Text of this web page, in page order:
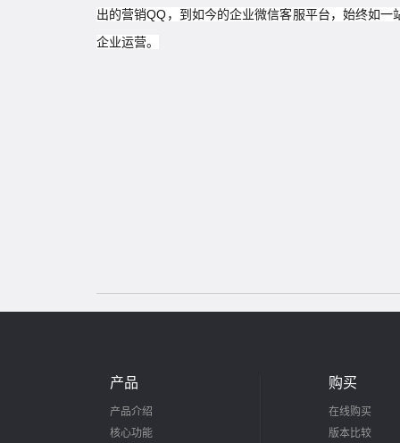
出的营销QQ，到如今的企业微信客服平台，始终如
企业运营。
产品
产品介绍
核心功能
购买
在线购买
版本比较